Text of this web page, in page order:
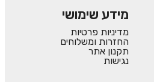
מידע שימושי
מדיניות פרטיות
החזרות ומשלוחים
תקנון אתר
נגישות